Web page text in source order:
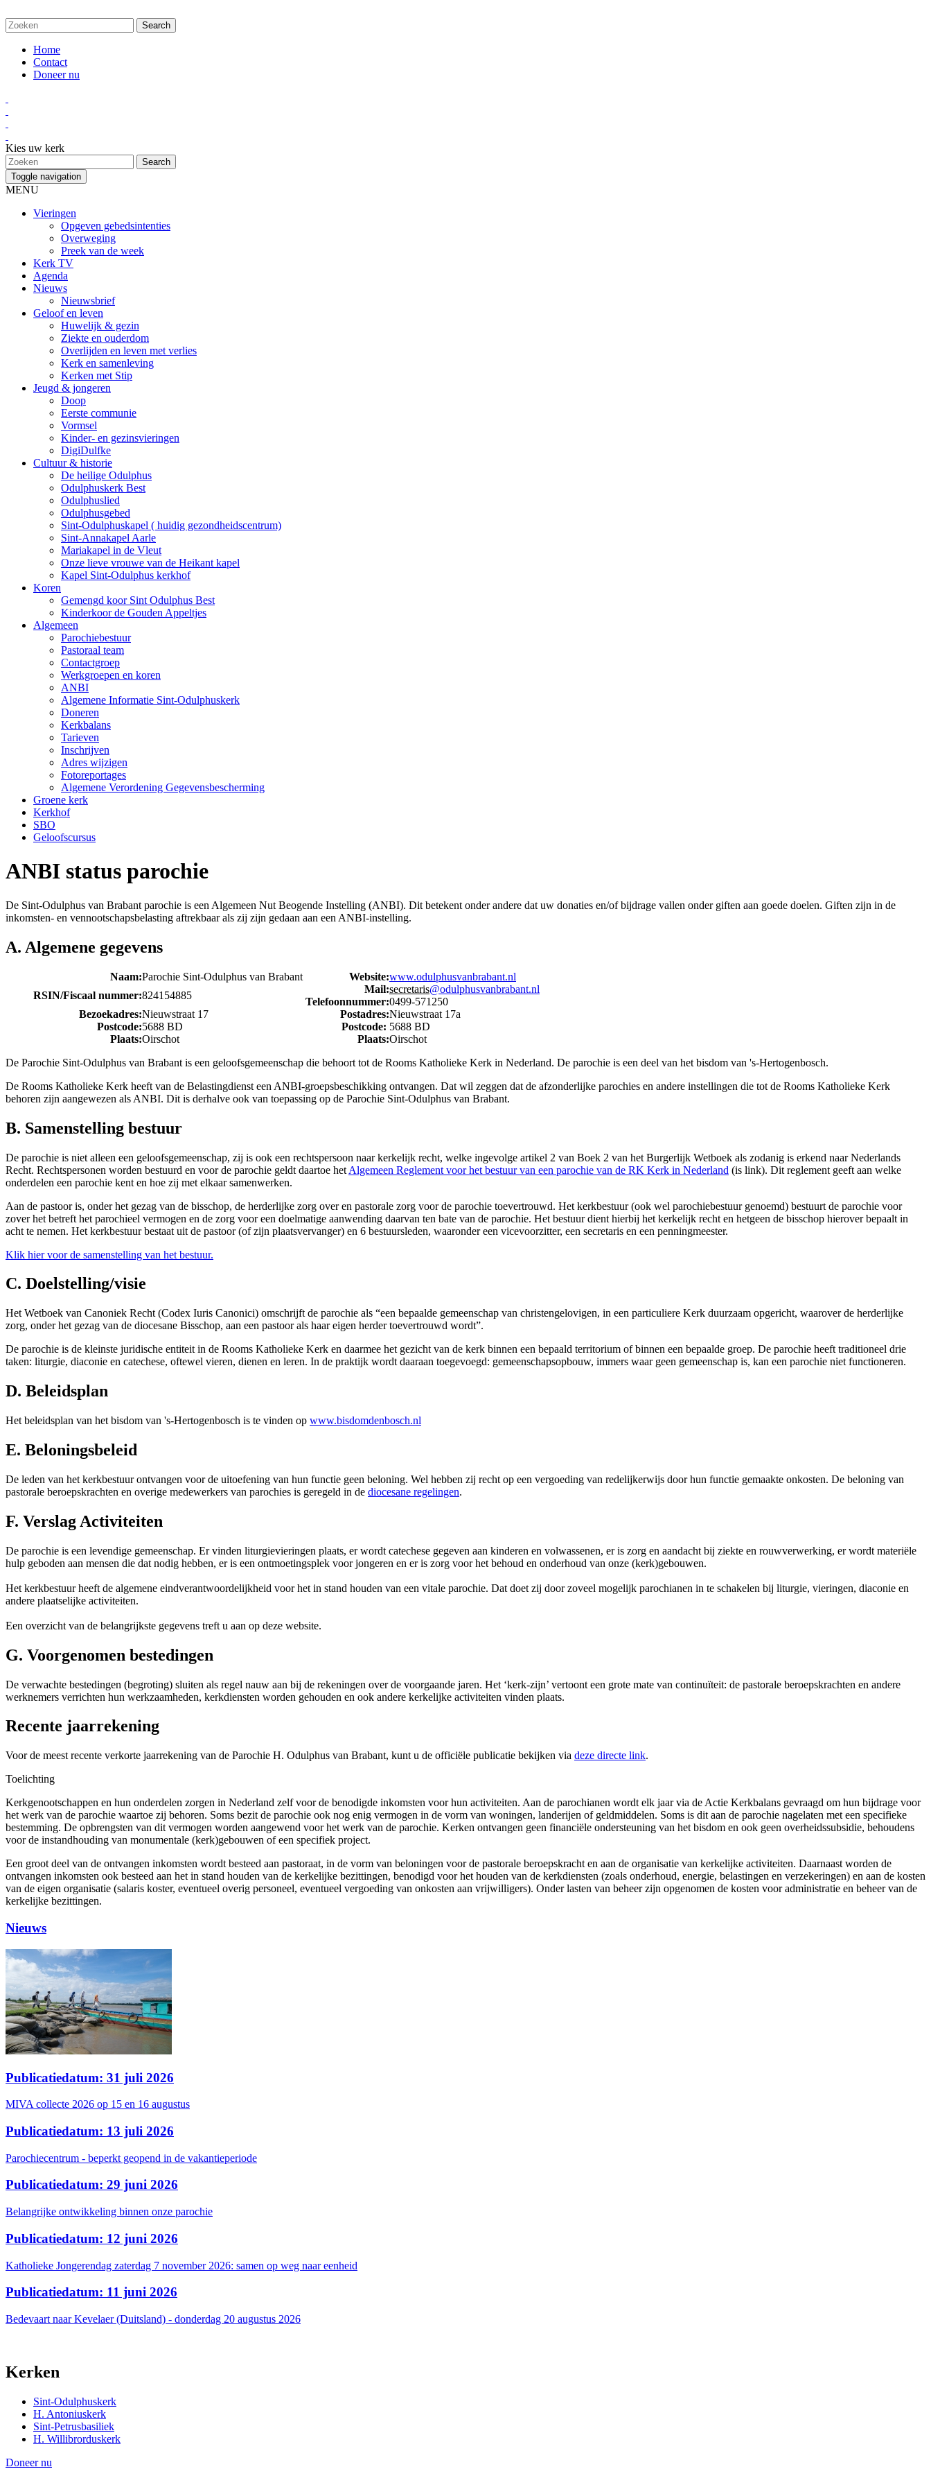
Home
Contact
Doneer nu
Kies uw kerk
Toggle navigation
MENU
Vieringen
Opgeven gebedsintenties
Overweging
Preek van de week
Kerk TV
Agenda
Nieuws
Nieuwsbrief
Geloof en leven
Huwelijk & gezin
Ziekte en ouderdom
Overlijden en leven met verlies
Kerk en samenleving
Kerken met Stip
Jeugd & jongeren
Doop
Eerste communie
Vormsel
Kinder- en gezinsvieringen
DigiDulfke
Cultuur & historie
De heilige Odulphus
Odulphuskerk Best
Odulphuslied
Odulphusgebed
Sint-Odulphuskapel ( huidig gezondheidscentrum)
Sint-Annakapel Aarle
Mariakapel in de Vleut
Onze lieve vrouwe van de Heikant kapel
Kapel Sint-Odulphus kerkhof
Koren
Gemengd koor Sint Odulphus Best
Kinderkoor de Gouden Appeltjes
Algemeen
Parochiebestuur
Pastoraal team
Contactgroep
Werkgroepen en koren
ANBI
Algemene Informatie Sint-Odulphuskerk
Doneren
Kerkbalans
Tarieven
Inschrijven
Adres wijzigen
Fotoreportages
Algemene Verordening Gegevensbescherming
Groene kerk
Kerkhof
SBO
Geloofscursus
ANBI status parochie
De Sint-Odulphus van Brabant parochie is een Algemeen Nut Beogende Instelling (ANBI). Dit betekent onder andere dat uw donaties en/of bijdrage vallen onder giften aan goede doelen. Giften zijn in de
inkomsten- en vennootschapsbelasting aftrekbaar als zij zijn gedaan aan een ANBI-instelling.
A. Algemene gegevens
Naam:Parochie Sint-Odulphus van Brabant Website:www.odulphusvanbrabant.nl
RSIN/Fiscaal nummer:824154885
Mail:
Telefoonnummer:
secretaris@odulphusvanbrabant.nl
0499-571250
Bezoekadres:Nieuwstraat 17 Postadres:Nieuwstraat 17a
Postcode:5688 BD Postcode: 5688 BD
Plaats:Oirschot Plaats:Oirschot
De Parochie Sint-Odulphus van Brabant is een geloofsgemeenschap die behoort tot de Rooms Katholieke Kerk in Nederland. De parochie is een deel van het bisdom van 's-Hertogenbosch.
De Rooms Katholieke Kerk heeft van de Belastingdienst een ANBI-groepsbeschikking ontvangen. Dat wil zeggen dat de afzonderlijke parochies en andere instellingen die tot de Rooms Katholieke Kerk
behoren zijn aangewezen als ANBI. Dit is derhalve ook van toepassing op de Parochie Sint-Odulphus van Brabant.
B. Samenstelling bestuur
De parochie is niet alleen een geloofsgemeenschap, zij is ook een rechtspersoon naar kerkelijk recht, welke ingevolge artikel 2 van Boek 2 van het Burgerlijk Wetboek als zodanig is erkend naar Nederlands
Recht. Rechtspersonen worden bestuurd en voor de parochie geldt daartoe het Algemeen Reglement voor het bestuur van een parochie van de RK Kerk in Nederland (is link). Dit reglement geeft aan welke
onderdelen een parochie kent en hoe zij met elkaar samenwerken.
Aan de pastoor is, onder het gezag van de bisschop, de herderlijke zorg over en pastorale zorg voor de parochie toevertrouwd. Het kerkbestuur (ook wel parochiebestuur genoemd) bestuurt de parochie voor
zover het betreft het parochieel vermogen en de zorg voor een doelmatige aanwending daarvan ten bate van de parochie. Het bestuur dient hierbij het kerkelijk recht en hetgeen de bisschop hierover bepaalt in
acht te nemen. Het kerkbestuur bestaat uit de pastoor (of zijn plaatsvervanger) en 6 bestuursleden, waaronder een vicevoorzitter, een secretaris en een penningmeester.
Klik hier voor de samenstelling van het bestuur.
C. Doelstelling/visie
Het Wetboek van Canoniek Recht (Codex Iuris Canonici) omschrijft de parochie als “een bepaalde gemeenschap van christengelovigen, in een particuliere Kerk duurzaam opgericht, waarover de herderlijke
zorg, onder het gezag van de diocesane Bisschop, aan een pastoor als haar eigen herder toevertrouwd wordt”.
De parochie is de kleinste juridische entiteit in de Rooms Katholieke Kerk en daarmee het gezicht van de kerk binnen een bepaald territorium of binnen een bepaalde groep. De parochie heeft traditioneel drie
taken: liturgie, diaconie en catechese, oftewel vieren, dienen en leren. In de praktijk wordt daaraan toegevoegd: gemeenschapsopbouw, immers waar geen gemeenschap is, kan een parochie niet functioneren.
D. Beleidsplan
Het beleidsplan van het bisdom van 's-Hertogenbosch is te vinden op www.bisdomdenbosch.nl
E. Beloningsbeleid
De leden van het kerkbestuur ontvangen voor de uitoefening van hun functie geen beloning. Wel hebben zij recht op een vergoeding van redelijkerwijs door hun functie gemaakte onkosten. De beloning van
pastorale beroepskrachten en overige medewerkers van parochies is geregeld in de diocesane regelingen.
F. Verslag Activiteiten
De parochie is een levendige gemeenschap. Er vinden liturgievieringen plaats, er wordt catechese gegeven aan kinderen en volwassenen, er is zorg en aandacht bij ziekte en rouwverwerking, er wordt materiële
hulp geboden aan mensen die dat nodig hebben, er is een ontmoetingsplek voor jongeren en er is zorg voor het behoud en onderhoud van onze (kerk)gebouwen.
Het kerkbestuur heeft de algemene eindverantwoordelijkheid voor het in stand houden van een vitale parochie. Dat doet zij door zoveel mogelijk parochianen in te schakelen bij liturgie, vieringen, diaconie en
andere plaatselijke activiteiten.
Een overzicht van de belangrijkste gegevens treft u aan op deze website.
G. Voorgenomen bestedingen
De verwachte bestedingen (begroting) sluiten als regel nauw aan bij de rekeningen over de voorgaande jaren. Het ‘kerk-zijn’ vertoont een grote mate van continuïteit: de pastorale beroepskrachten en andere
werknemers verrichten hun werkzaamheden, kerkdiensten worden gehouden en ook andere kerkelijke activiteiten vinden plaats.
Recente jaarrekening
Voor de meest recente verkorte jaarrekening van de Parochie H. Odulphus van Brabant, kunt u de officiële publicatie bekijken via deze directe link.
Toelichting
Kerkgenootschappen en hun onderdelen zorgen in Nederland zelf voor de benodigde inkomsten voor hun activiteiten. Aan de parochianen wordt elk jaar via de Actie Kerkbalans gevraagd om hun bijdrage voor
het werk van de parochie waartoe zij behoren. Soms bezit de parochie ook nog enig vermogen in de vorm van woningen, landerijen of geldmiddelen. Soms is dit aan de parochie nagelaten met een specifieke
bestemming. De opbrengsten van dit vermogen worden aangewend voor het werk van de parochie. Kerken ontvangen geen financiële ondersteuning van het bisdom en ook geen overheidssubsidie, behoudens
voor de instandhouding van monumentale (kerk)gebouwen of een specifiek project.
Een groot deel van de ontvangen inkomsten wordt besteed aan pastoraat, in de vorm van beloningen voor de pastorale beroepskracht en aan de organisatie van kerkelijke activiteiten. Daarnaast worden de
ontvangen inkomsten ook besteed aan het in stand houden van de kerkelijke bezittingen, benodigd voor het houden van de kerkdiensten (zoals onderhoud, energie, belastingen en verzekeringen) en aan de kosten
van de eigen organisatie (salaris koster, eventueel overig personeel, eventueel vergoeding van onkosten aan vrijwilligers). Onder lasten van beheer zijn opgenomen de kosten voor administratie en beheer van de
kerkelijke bezittingen.
Nieuws
Publicatiedatum: 31 juli 2026
MIVA collecte 2026 op 15 en 16 augustus
Publicatiedatum: 13 juli 2026
Parochiecentrum - beperkt geopend in de vakantieperiode
Publicatiedatum: 29 juni 2026
Belangrijke ontwikkeling binnen onze parochie
Publicatiedatum: 12 juni 2026
Katholieke Jongerendag zaterdag 7 november 2026: samen op weg naar eenheid
Publicatiedatum: 11 juni 2026
Bedevaart naar Kevelaer (Duitsland) - donderdag 20 augustus 2026
Kerken
Sint-Odulphuskerk
H. Antoniuskerk
Sint-Petrusbasiliek
H. Willibrorduskerk
Doneer nu